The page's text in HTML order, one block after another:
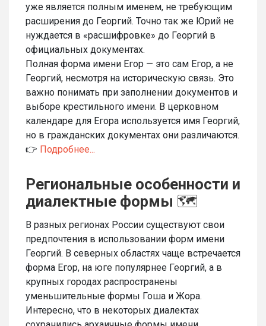
уже является полным именем, не требующим
расширения до Георгий. Точно так же Юрий не
нуждается в «расшифровке» до Георгий в
официальных документах.
Полная форма имени Егор — это сам Егор, а не
Георгий, несмотря на историческую связь. Это
важно понимать при заполнении документов и
выборе крестильного имени. В церковном
календаре для Егора используется имя Георгий,
но в гражданских документах они различаются.
👉 Подробнее...
Региональные особенности и
диалектные формы 🗺️
В разных регионах России существуют свои
предпочтения в использовании форм имени
Георгий. В северных областях чаще встречается
форма Егор, на юге популярнее Георгий, а в
крупных городах распространены
уменьшительные формы Гоша и Жора.
Интересно, что в некоторых диалектах